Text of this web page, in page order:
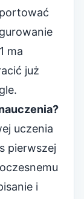
ma
już
uczenia
pierwszej
i